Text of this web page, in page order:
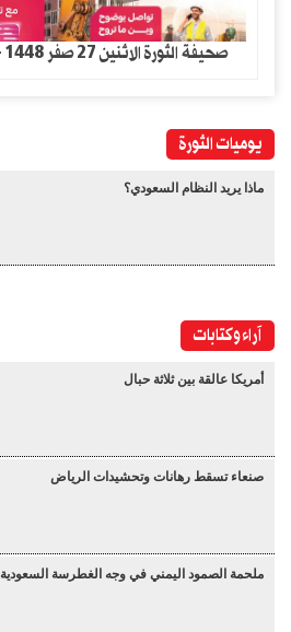
صحيفة الثورة الاثنين 27 صفر 1448 – 10 اغسطس 2026
يوميات الثورة
ماذا يريد النظام السعودي؟
آراء وكتابات
أمريكا عالقة بين ثلاثة حبال
صنعاء تسقط رهانات وتحشيدات الرياض
ملحمة الصمود اليمني في وجه الغطرسة السعودية